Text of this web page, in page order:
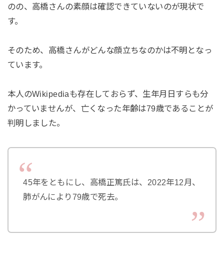
のの、高橋さんの素顔は確認できていないのが現状で
す。
そのため、高橋さんがどんな顔立ちなのかは不明となっ
ています。
本人のWikipediaも存在しておらず、生年月日すらも分
かっていませんが、亡くなった年齢は79歳であることが
判明しました。
45年をともにし、高橋正篤氏は、2022年12月、
肺がんにより79歳で死去。